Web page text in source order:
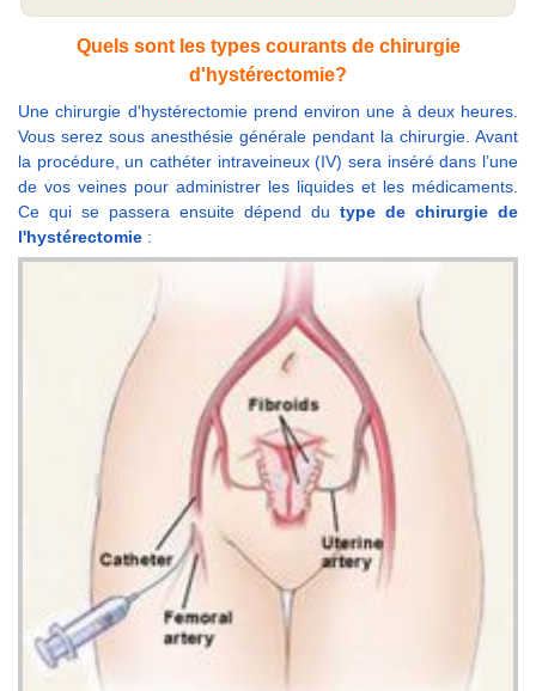
Quels sont les types courants de chirurgie
d'hystérectomie?
Une chirurgie d'hystérectomie prend environ une à deux heures.
Vous serez sous anesthésie générale pendant la chirurgie. Avant
la procédure, un cathéter intraveineux (IV) sera inséré dans l’une
de vos veines pour administrer les liquides et les médicaments.
Ce qui se passera ensuite dépend du type de chirurgie de
l'hystérectomie :